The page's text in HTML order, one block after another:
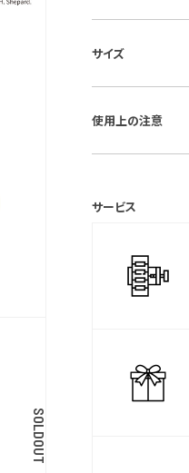
SOLDOUT
■風防素材：カー
■ベルト素材：ス
サイズ
使用上の注意
＊シチズンのウ
ご利用いただけま
サービス